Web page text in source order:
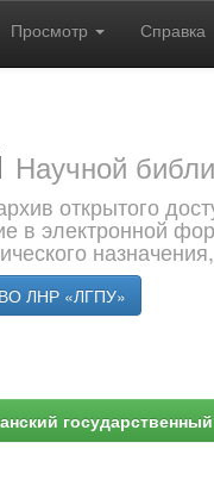
Просмотр Справка
Научной
открытого
в электронной
ЛНР «ЛГПУ»